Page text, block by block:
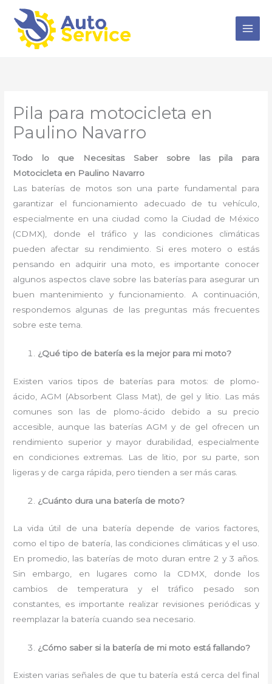
contenido
Pila para motocicleta en
Paulino Navarro
Todo lo que Necesitas Saber sobre las pila para
Motocicleta en Paulino Navarro
Las baterías de motos son una parte fundamental para
garantizar el funcionamiento adecuado de tu vehículo,
especialmente en una ciudad como la Ciudad de México
(CDMX), donde el tráfico y las condiciones climáticas
pueden afectar su rendimiento. Si eres motero o estás
pensando en adquirir una moto, es importante conocer
algunos aspectos clave sobre las baterías para asegurar un
buen mantenimiento y funcionamiento. A continuación,
respondemos algunas de las preguntas más frecuentes
sobre este tema.
¿Qué tipo de batería es la mejor para mi moto?
Existen varios tipos de baterías para motos: de plomo-
ácido, AGM (Absorbent Glass Mat), de gel y litio. Las más
comunes son las de plomo-ácido debido a su precio
accesible, aunque las baterías AGM y de gel ofrecen un
rendimiento superior y mayor durabilidad, especialmente
en condiciones extremas. Las de litio, por su parte, son
ligeras y de carga rápida, pero tienden a ser más caras.
¿Cuánto dura una batería de moto?
La vida útil de una batería depende de varios factores,
como el tipo de batería, las condiciones climáticas y el uso.
En promedio, las baterías de moto duran entre 2 y 3 años.
Sin embargo, en lugares como la CDMX, donde los
cambios de temperatura y el tráfico pesado son
constantes, es importante realizar revisiones periódicas y
reemplazar la batería cuando sea necesario.
¿Cómo saber si la batería de mi moto está fallando?
Existen varias señales de que tu batería está cerca del final